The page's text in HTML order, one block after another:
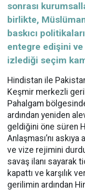
sonrası
birlikte,
baskıcı
entegre edişini
izlediği seçim
Hindistan ile
Keşmir merkezli
Pahalgam
ardından yeniden
geldiğini öne süren
Anlaşması’nı
ve vize rejimini
savaş ilanı sayarak
kapattı ve karşılık
gerilimin ardından